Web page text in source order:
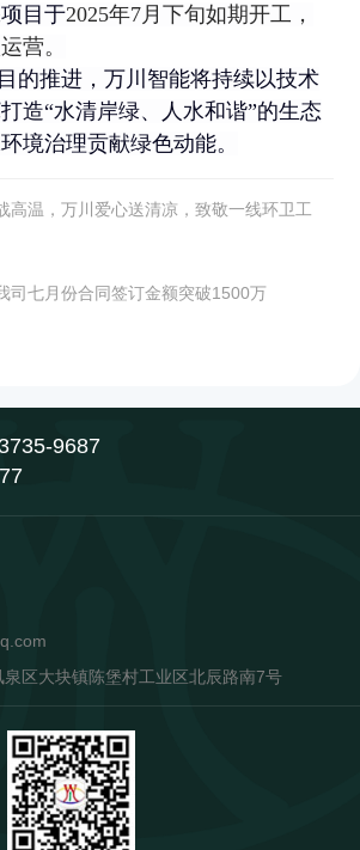
目于2025年7月下旬如期开工，
营。
的推进，万川智能将持续以技术
造“水清岸绿、人水和谐”的生态
境治理贡献绿色动能。
高温，万川爱心送清凉，致敬一线环卫工
司七月份合同签订金额突破1500万
9687
区大块镇陈堡村工业区北辰路南7号